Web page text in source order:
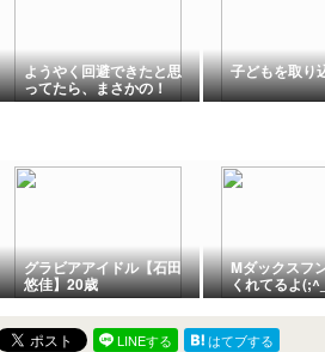
ようやく回避できたと思
ってたら、まさかの！
子どもを取り
グラビアアイドル【石田
悠佳】20歳
Mダックスフ
くれてるよ
LINEする
はてブする